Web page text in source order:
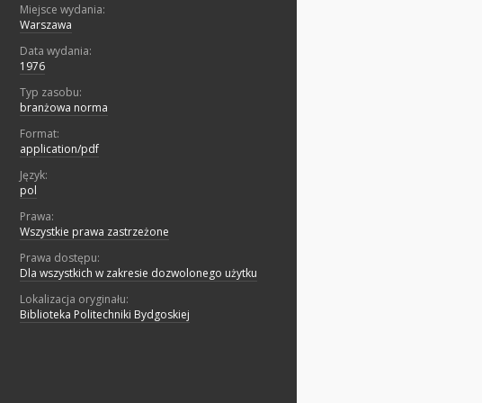
Miejsce wydania:
Warszawa
Data wydania:
1976
Typ zasobu:
branżowa norma
Format:
application/pdf
Język:
pol
Prawa:
Wszystkie prawa zastrzeżone
Prawa dostępu:
Dla wszystkich w zakresie dozwolonego użytku
Lokalizacja oryginału:
Biblioteka Politechniki Bydgoskiej